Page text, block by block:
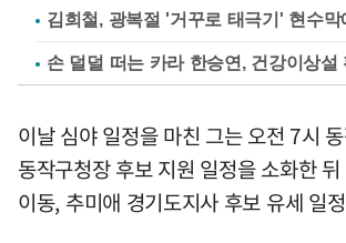
김희철, 광복절 '거꾸로 태극기' 현수
손 덜덜 떠는 카라 한승연, 건강이상설
이날 심야 일정을 마친 그는 오전 7시
동작구청장 후보 지원 일정을 소화한
이동, 추미애 경기도지사 후보 유세 일